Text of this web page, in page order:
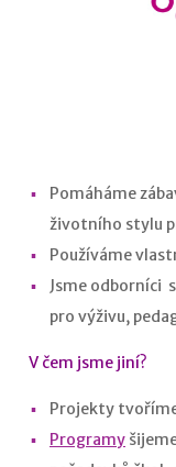
Pomáháme
životního stylu
Používáme
Jsme odborníci
pro výživu,
V čem jsme jiní?
Projekty
Programy